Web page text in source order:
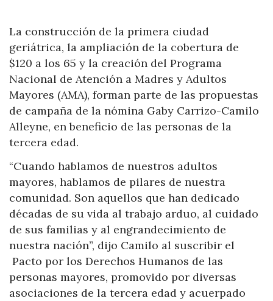
La construcción de la primera ciudad
geriátrica, la ampliación de la cobertura de
$120 a los 65 y la creación del Programa
Nacional de Atención a Madres y Adultos
Mayores (AMA), forman parte de las propuestas
de campaña de la nómina Gaby Carrizo-Camilo
Alleyne, en beneficio de las personas de la
tercera edad.
“Cuando hablamos de nuestros adultos
mayores, hablamos de pilares de nuestra
comunidad. Son aquellos que han dedicado
décadas de su vida al trabajo arduo, al cuidado
de sus familias y al engrandecimiento de
nuestra nación”, dijo Camilo al suscribir el
Pacto por los Derechos Humanos de las
personas mayores, promovido por diversas
asociaciones de la tercera edad y acuerpado